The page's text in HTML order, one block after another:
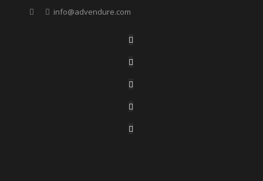
info@advendure.com